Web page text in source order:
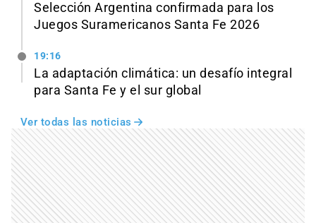
Selección Argentina confirmada para los
Juegos Suramericanos Santa Fe 2026
19:16
La adaptación climática: un desafío integral
para Santa Fe y el sur global
Ver todas las noticias